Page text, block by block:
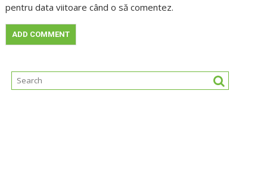
pentru data viitoare când o să comentez.